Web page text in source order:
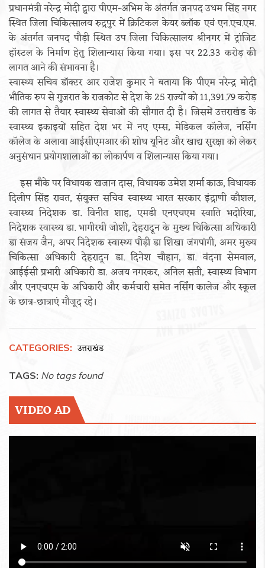
प्रधानमंत्री नरेन्द्र मोदी द्वारा पीएम-अभिम के अंतर्गत जनपद उधम सिंह नगर
स्थित जिला चिकित्सालय रुद्रपुर में क्रिटिकल केयर ब्लॉक एवं एन.एच.एम.
के अंतर्गत जनपद पौड़ी स्थित उप जिला चिकित्सालय श्रीनगर में ट्रांजिट
हॉस्टल के निर्माण हेतु शिलान्यास किया गया। इस पर 22.33 करोड़ की
लागत आने की संभावना है।
स्वास्थ्य सचिव डॉक्टर आर राजेश कुमार ने बताया कि पीएम नरेन्द्र मोदी
भौतिक रुप से गुजरात के राजकोट से देश के 25 राज्यों को 11,391.79 करोड़
की लागत से तैयार स्वास्थ्य सेवाओं की सौगात दी है। जिसमें उत्तराखंड के
स्वास्थ्य इकाइयों सहित देश भर में नए एम्स, मेडिकल कॉलेज, नर्सिंग
कॉलेज के अलावा आईसीएमआर की शोध यूनिट और खाद्य सुरक्षा को लेकर
अनुसंधान प्रयोगशालाओं का लोकार्पण व शिलान्यास किया गया।
इस मौके पर विधायक खजान दास, विधायक उमेश शर्मा काऊ, विधायक
दिलीप सिंह रावत, संयुक्त सचिव स्वास्थ्य भारत सरकार इंद्राणी कौशल,
स्वास्थ्य निदेशक डा. विनीत शाह, एमडी एनएचएम स्वाति भदोरिया,
निदेशक स्वास्थ्य डा. भागीरथी जोशी, देहरादून के मुख्य चिकित्सा अधिकारी
डा संजय जैन, अपर निदेशक स्वास्थ्य पौड़ी डा शिखा जंगपांगी, अमर मुख्य
चिकित्सा अधिकारी देहरादून डा. दिनेश चौहान, डा. वंदना सेमवाल,
आईईसी प्रभारी अधिकारी डा. अजय नगरकर, अनिल सती, स्वास्थ्य विभाग
और एनएचएम के अधिकारी और कर्मचारी समेत नर्सिंग कालेज और स्कूल
के छात्र-छात्राएं मौजूद रहे।
CATEGORIES: उत्तराखंड
TAGS: No tags found
VIDEO AD